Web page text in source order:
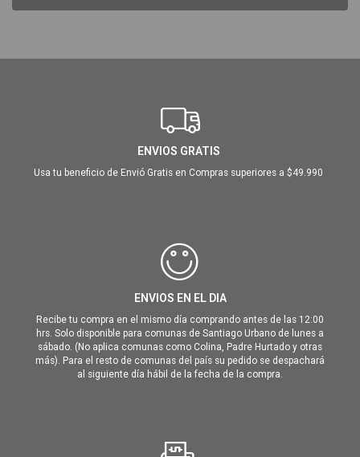
ENVIOS GRATIS
Usa tu beneficio de Envió Gratis en Compras superiores a $49.990
ENVIOS EN EL DIA
Recibe tu compra en el mismo día comprando antes de las 12:00
hrs. Solo disponible para comunas de Santiago Urbano de lunes a
sábado. (No aplica comunas como Colina, Padre Hurtado y otras
más). Para el resto de comunas del país su pedido se despachará
al siguiente día hábil de la fecha de la compra.